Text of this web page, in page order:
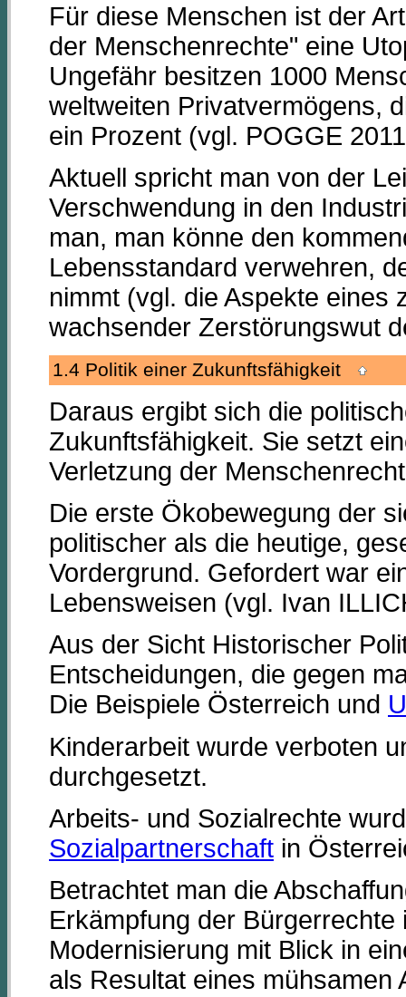
Für diese Menschen ist der
der Menschenrechte" eine
Ungefähr besitzen 1000
weltweiten Privatvermögens,
ein Prozent (vgl. POGGE
Aktuell spricht man von der
Verschwendung in den
man, man könne den
Lebensstandard verwehren,
nimmt (vgl. die Aspekte eines
wachsender Zerstörungswut
1.4 Politik einer Zukunftsfähigkeit
Daraus ergibt sich die
Zukunftsfähigkeit. Sie setzt
Verletzung der
Die erste Ökobewegung der
politischer als die heutige,
Vordergrund. Gefordert war
Lebensweisen (vgl. Ivan
Aus der Sicht Historischer
Entscheidungen, die gegen
Die Beispiele Österreich und
Kinderarbeit wurde verboten
durchgesetzt.
Arbeits- und Sozialrechte
Sozialpartnerschaft in
Betrachtet man die
Erkämpfung der
Modernisierung mit Blick in
als Resultat eines mühsamen